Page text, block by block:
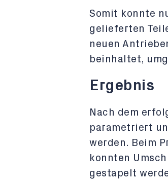
Somit konnte
gelieferten
neuen
beinhaltet,
Ergebnis
Nach dem
parametriert
werden. Beim
konnten
gestapelt